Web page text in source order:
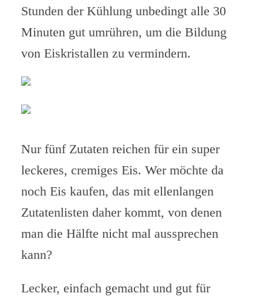
Stunden der Kühlung unbedingt alle 30
Minuten gut umrühren, um die Bildung
von Eiskristallen zu vermindern.
Nur fünf Zutaten reichen für ein super
leckeres, cremiges Eis. Wer möchte da
noch Eis kaufen, das mit ellenlangen
Zutatenlisten daher kommt, von denen
man die Hälfte nicht mal aussprechen
kann?
Lecker, einfach gemacht und gut für